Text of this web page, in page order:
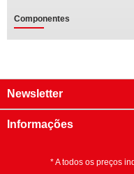
Componentes
Newsletter
Informações
* A todos os preços